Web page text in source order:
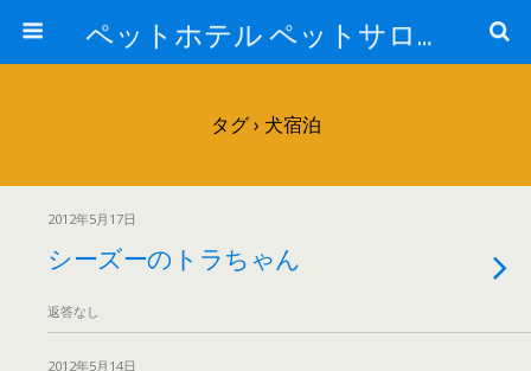
ペットホテル ペットサロン トリミングサロン 東京 ヌーノクラブのブログ
タグ › 犬宿泊
2012年5月17日
シーズーのトラちゃん
返答なし
2012年5月14日